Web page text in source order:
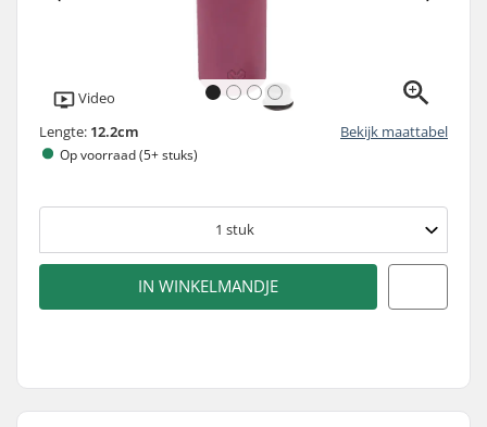
Video
Lengte: 12.2cm Bekijk maattabel
Op voorraad (5+ stuks)
1 stuk
IN WINKELMANDJE